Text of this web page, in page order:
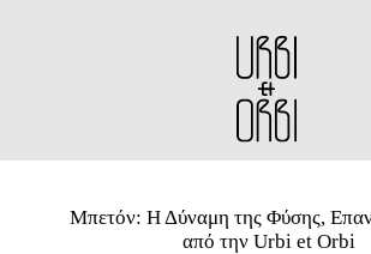
Μπετόν: Η Δύναμη της Φύσης,
από την Urbi et Orbi